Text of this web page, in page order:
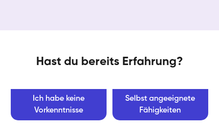
Hast du bereits Erfahrung?
Ich habe keine
Vorkenntnisse
Selbst angeeignete
Fähigkeiten